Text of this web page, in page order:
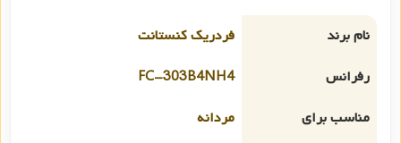
نام برند
فردریک کنستانت
رفرانس
FC-303B4NH4
مناسب برای
مردانه